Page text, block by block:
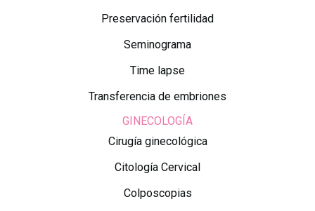
Preservación fertilidad
Seminograma
Time lapse
Transferencia de embriones
GINECOLOGÍA
Cirugía ginecológica
Citología Cervical
Colposcopias